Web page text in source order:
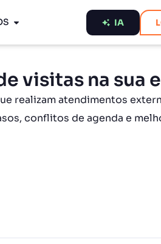
IA
visitas na sua
realizam atendimentos
conflitos de agenda e